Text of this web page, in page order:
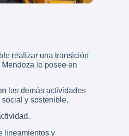
realizar una transición
lo posee en
las demás actividades
y sostenible.
lineamientos y